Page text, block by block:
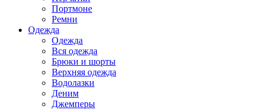
Портмоне
Ремни
Одежда
Одежда
Вся одежда
Брюки и шорты
Верхняя одежда
Водолазки
Деним
Джемперы